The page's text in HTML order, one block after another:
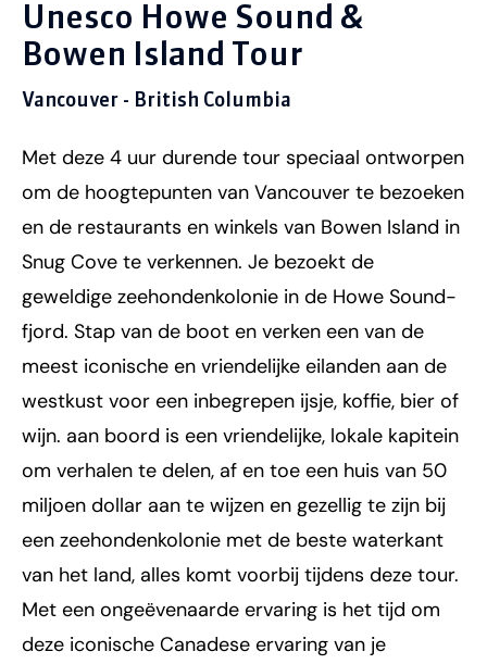
Unesco Howe Sound &
Bowen Island Tour
Vancouver - British Columbia
Met deze 4 uur durende tour speciaal ontworpen
om de hoogtepunten van Vancouver te bezoeken
en de restaurants en winkels van Bowen Island in
Snug Cove te verkennen. Je bezoekt de
geweldige zeehondenkolonie in de Howe Sound-
fjord. Stap van de boot en verken een van de
meest iconische en vriendelijke eilanden aan de
westkust voor een inbegrepen ijsje, koffie, bier of
wijn. aan boord is een vriendelijke, lokale kapitein
om verhalen te delen, af en toe een huis van 50
miljoen dollar aan te wijzen en gezellig te zijn bij
een zeehondenkolonie met de beste waterkant
van het land, alles komt voorbij tijdens deze tour.
Met een ongeëvenaarde ervaring is het tijd om
deze iconische Canadese ervaring van je